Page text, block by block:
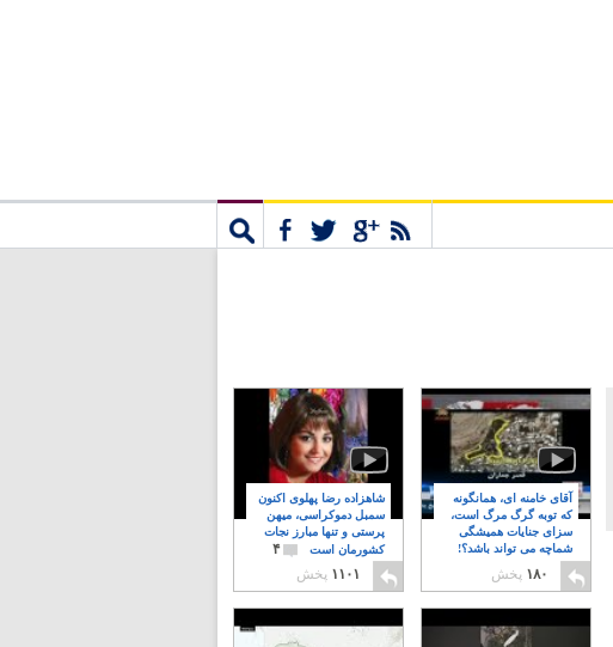
شاهزاده رضا پهلوی اکنون
سمبل دموکراسی، میهن
پرستی و تنها مبارز نجات
کشورمان است
۴
۱۱۰۱ پخش
آقای خامنه ای، همانگونه
که توبه گرگ مرگ است،
سزای جنایات همیشگی
شماچه می تواند باشد؟!
۸
۱۸۰ پخش